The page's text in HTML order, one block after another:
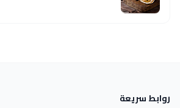
روابط سريعة